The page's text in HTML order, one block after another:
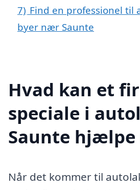
7) Find en professionel til
byer nær Saunte
Hvad kan et
speciale i
Saunte hjælpe
Når det kommer til